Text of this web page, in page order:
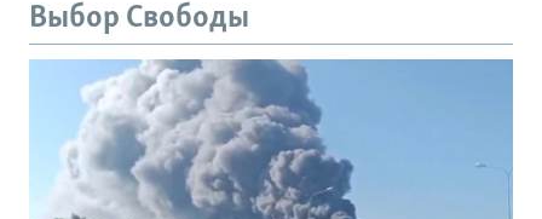
Выбор Свободы